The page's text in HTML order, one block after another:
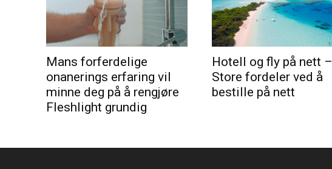
Mans forferdelige
onanerings erfaring vil
minne deg på å rengjøre
Fleshlight grundig
Hotell og fly på nett –
Store fordeler ved å
bestille på nett